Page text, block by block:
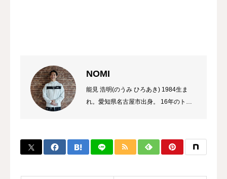
NOMI
能見 浩明(のうみ ひろあき) 1984生ま
れ。愛知県名古屋市出身。 16年のトレ
のプロ選手の試合経験などから初心者か
ら選手まで、高い指導力に定評があり、
キックボクシング界初のコンサルタント